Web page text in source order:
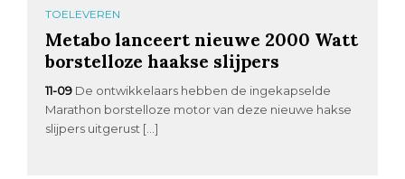
TOELEVEREN
Metabo lanceert nieuwe 2000 Watt
borstelloze haakse slijpers
11-09 De ontwikkelaars hebben de ingekapselde
Marathon borstelloze motor van deze nieuwe hakse
slijpers uitgerust […]